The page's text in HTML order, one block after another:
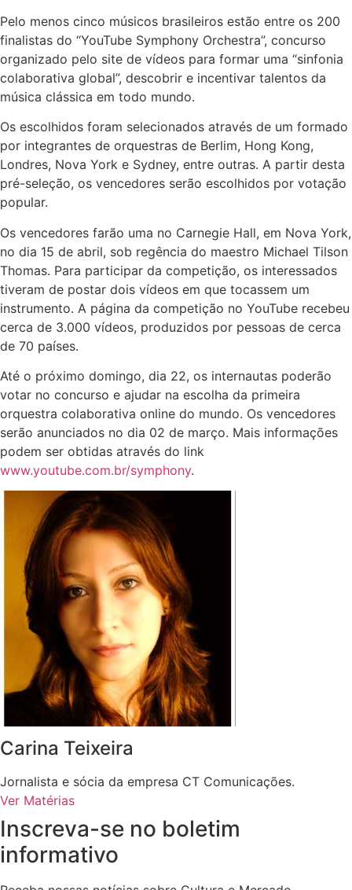
Pelo menos cinco músicos brasileiros estão entre os 200
finalistas do “YouTube Symphony Orchestra”, concurso
organizado pelo site de vídeos para formar uma “sinfonia
colaborativa global”, descobrir e incentivar talentos da
música clássica em todo mundo.
Os escolhidos foram selecionados através de um formado
por integrantes de orquestras de Berlim, Hong Kong,
Londres, Nova York e Sydney, entre outras. A partir desta
pré-seleção, os vencedores serão escolhidos por votação
popular.
Os vencedores farão uma no Carnegie Hall, em Nova York,
no dia 15 de abril, sob regência do maestro Michael Tilson
Thomas. Para participar da competição, os interessados
tiveram de postar dois vídeos em que tocassem um
instrumento. A página da competição no YouTube recebeu
cerca de 3.000 vídeos, produzidos por pessoas de cerca
de 70 países.
Até o próximo domingo, dia 22, os internautas poderão
votar no concurso e ajudar na escolha da primeira
orquestra colaborativa online do mundo. Os vencedores
serão anunciados no dia 02 de março. Mais informações
podem ser obtidas através do link
www.youtube.com.br/symphony.
Carina Teixeira
Jornalista e sócia da empresa CT Comunicações.
Ver Matérias
Inscreva-se no boletim
informativo